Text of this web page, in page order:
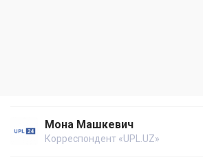
Мона Машкевич
Корреспондент «UPL.UZ»